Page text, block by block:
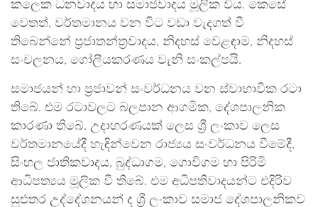
කලෙක ධනවාදය හා සමාජවාදය මූලික විය. කෙසේ
වෙතත්, වර්තමානය වන විට වඩා වැදගත් වී
තිබෙන්නේ ප්‍රජාතන්ත්‍රවාදය, නිදහස් වෙළඳාම, නිදහස්
සංචලනය, ගෝලීයකරණය වැනි සංකල්පයි.
සමාජයන් හා ප්‍රජාවන් සංවර්ධනය වන ස්වාභාවික රටා
තිබේ. එම රටාවලට බලපාන ආගමික, දේශපාලනික
කාරණා තිබේ. උදාහරණයක් ලෙස ශ්‍රී ලංකාව ලෙස
වර්තමානයේදී හැඳින්වෙන රාජ්‍යය සංවර්ධනය වීමේදී,
සිංහල ජාතිකවාදය, බුද්ධාගම, ගොවිගම හා පිරිමි
ආධිපත්‍යය මූලික වී තිබේ. එම අධිපතිවාදයන්ට එදිරිව
සුළුතර උද්දේශනයන් ද ශ්‍රී ලංකාව සමාජ දේශපාලනිකව